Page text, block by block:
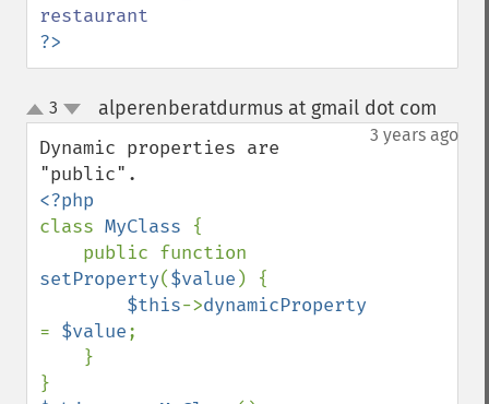
?>
up
down
3 alperenberatdurmus at gmail dot com
3 years ago
Dynamic properties are
class MyClass {
setProperty($value ) {
$this->
= $value;